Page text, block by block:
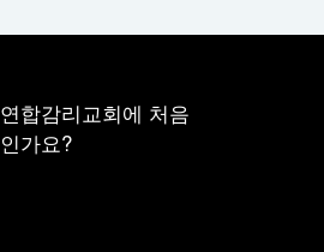
연합감리교회에 처음
인가요?